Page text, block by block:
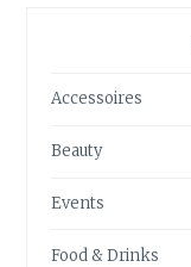
Accessoires
Beauty
Events
Food & Drinks